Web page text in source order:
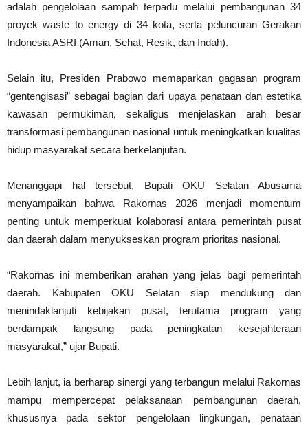
adalah pengelolaan sampah terpadu melalui pembangunan 34
proyek waste to energy di 34 kota, serta peluncuran Gerakan
Indonesia ASRI (Aman, Sehat, Resik, dan Indah).
Selain itu, Presiden Prabowo memaparkan gagasan program
“gentengisasi” sebagai bagian dari upaya penataan dan estetika
kawasan permukiman, sekaligus menjelaskan arah besar
transformasi pembangunan nasional untuk meningkatkan kualitas
hidup masyarakat secara berkelanjutan.
Menanggapi hal tersebut, Bupati OKU Selatan Abusama
menyampaikan bahwa Rakornas 2026 menjadi momentum
penting untuk memperkuat kolaborasi antara pemerintah pusat
dan daerah dalam menyukseskan program prioritas nasional.
“Rakornas ini memberikan arahan yang jelas bagi pemerintah
daerah. Kabupaten OKU Selatan siap mendukung dan
menindaklanjuti kebijakan pusat, terutama program yang
berdampak langsung pada peningkatan kesejahteraan
masyarakat,” ujar Bupati.
Lebih lanjut, ia berharap sinergi yang terbangun melalui Rakornas
mampu mempercepat pelaksanaan pembangunan daerah,
khususnya pada sektor pengelolaan lingkungan, penataan